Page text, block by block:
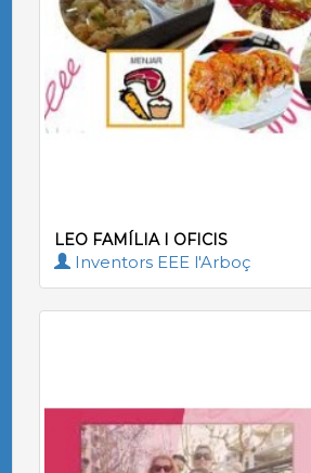
LEO FAMÍLIA I OFICIS
Inventors EEE l'Arboç